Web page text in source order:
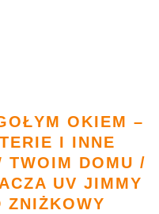
OKIEM –
I INNE
TWOIM DOMU /
UV JIMMY
ZNIŻKOWY